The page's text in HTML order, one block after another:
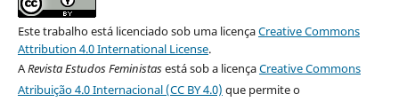
Este trabalho está licenciado sob uma licençaCreative Commons
Attribution 4.0 International License.
ARevista Estudos Feministasestá sob a licençaCreative Commons
Atribuição 4.0 Internacional (CC BY 4.0) que permite o